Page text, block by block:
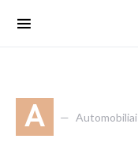
A Automobiliai